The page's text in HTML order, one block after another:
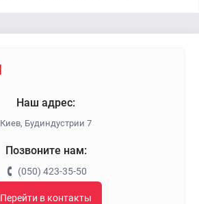
Наш адрес:
Киев, Будиндустрии 7
Позвоните нам:
(050) 423-35-50
Перейти в контакты